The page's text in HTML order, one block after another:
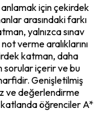
anlamak için çekirdek
arasındaki farkı
yalnızca sınav
verme aralıklarını
katman, daha
sorular içerir ve bu
Genişletilmiş
ve değerlendirme
öğrenciler A*